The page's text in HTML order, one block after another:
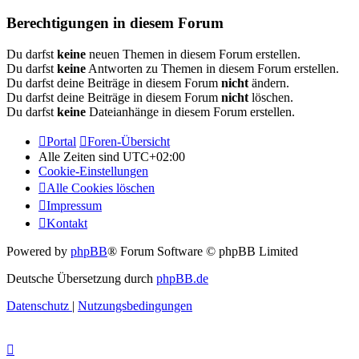
Berechtigungen in diesem Forum
Du darfst keine neuen Themen in diesem Forum erstellen.
Du darfst keine Antworten zu Themen in diesem Forum erstellen.
Du darfst deine Beiträge in diesem Forum nicht ändern.
Du darfst deine Beiträge in diesem Forum nicht löschen.
Du darfst keine Dateianhänge in diesem Forum erstellen.
Portal
Foren-Übersicht
Alle Zeiten sind UTC+02:00
Cookie-Einstellungen
Alle Cookies löschen
Impressum
Kontakt
Powered by phpBB® Forum Software © phpBB Limited
Deutsche Übersetzung durch phpBB.de
Datenschutz | Nutzungsbedingungen